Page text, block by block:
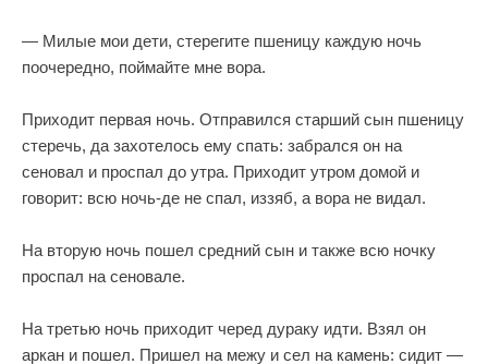
— Милые мои дети, стерегите пшеницу каждую ночь
поочередно, поймайте мне вора.
Приходит первая ночь. Отправился старший сын пшеницу
стеречь, да захотелось ему спать: забрался он на
сеновал и проспал до утра. Приходит утром домой и
говорит: всю ночь-де не спал, иззяб, а вора не видал.
На вторую ночь пошел средний сын и также всю ночку
проспал на сеновале.
На третью ночь приходит черед дураку идти. Взял он
аркан и пошел. Пришел на межу и сел на камень: сидит —